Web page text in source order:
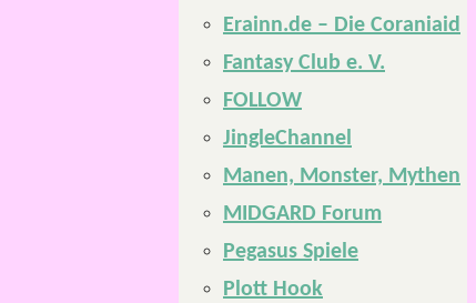
Erainn.de – Die Coraniaid
Fantasy Club e. V.
FOLLOW
JingleChannel
Manen, Monster, Mythen
MIDGARD Forum
Pegasus Spiele
Plott Hook